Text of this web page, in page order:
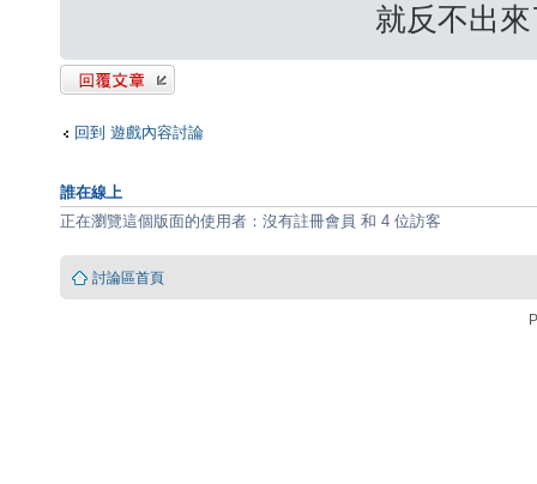
就反不出
發表回覆
回到 遊戲內容討論
誰在線上
正在瀏覽這個版面的使用者：沒有註冊會員 和 4 位訪客
討論區首頁